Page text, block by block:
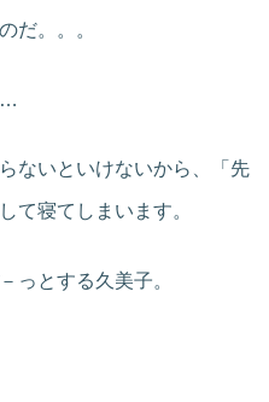
だ。。。
…
ないといけないから、「先
て寝てしまいます。
っとする久美子。